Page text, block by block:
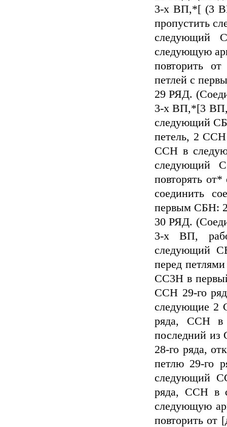
3-х ВП,*[ (3
пропустить
следующую
повторить
петлей с
29 РЯД.
3-х ВП,*[3 ВП,
следующий
петель, 2
ССН в
следующий
повторять
соединить
первым СБН:
30 РЯД.
3-х ВП,
следующий
перед
СС3Н в
ССН 29-го
следующие 2
ряда, ССН в
последний
28-го ряда,
петлю 29-го
следующий
ряда, ССН в
следующую
повторить от